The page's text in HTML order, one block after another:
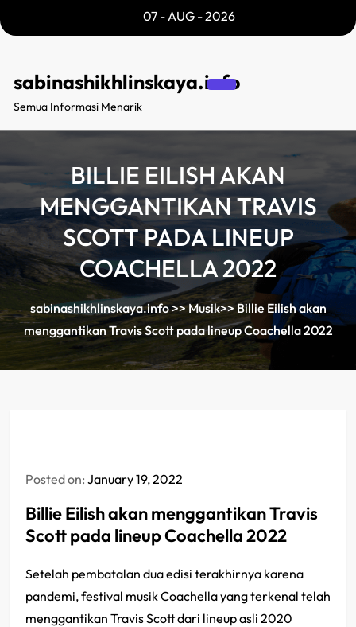
to
07 - AUG - 2026
sabinashikhlinskaya.info
Semua Informasi Menarik
BILLIE EILISH AKAN
MENGGANTIKAN TRAVIS
SCOTT PADA LINEUP
COACHELLA 2022
sabinashikhlinskaya.info>>Musik>> Billie Eilish akan
menggantikan Travis Scott pada lineup Coachella 2022
Posted on: January 19, 2022
Billie Eilish akan menggantikan Travis
Scott pada lineup Coachella 2022
Setelah pembatalan dua edisi terakhirnya karena
pandemi, festival musik Coachella yang terkenal telah
menggantikan Travis Scott dari lineup asli 2020